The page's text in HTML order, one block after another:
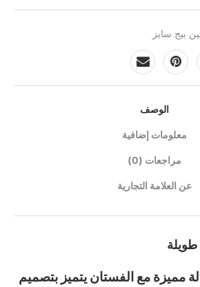
بيج سايز
الوصف
معلومات إضافية
مراجعات (0)
عن العلامة التجارية
مميزة مع الفستان يتميز بتصميم